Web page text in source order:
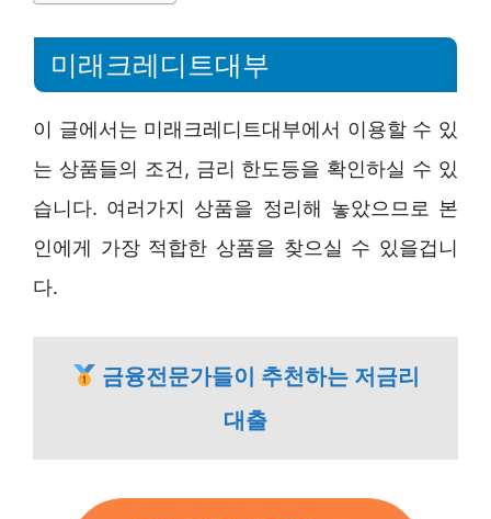
미래크레디트대부
이 글에서는 미래크레디트대부에서 이용할 수 있
는 상품들의 조건, 금리 한도등을 확인하실 수 있
습니다. 여러가지 상품을 정리해 놓았으므로 본
인에게 가장 적합한 상품을 찾으실 수 있을겁니
다.
금융전문가들이 추천하는 저금리
대출